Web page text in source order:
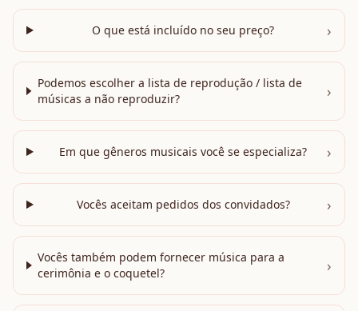
O que está incluído no seu preço? ›
Podemos escolher a lista de reprodução / lista de
músicas a não reproduzir?
›
Em que gêneros musicais você se especializa? ›
Vocês aceitam pedidos dos convidados? ›
Vocês também podem fornecer música para a
cerimônia e o coquetel?
›